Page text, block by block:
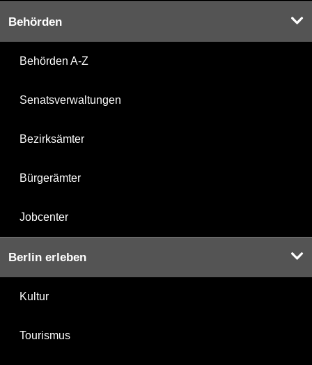
Behörden
Behörden A-Z
Senatsverwaltungen
Bezirksämter
Bürgerämter
Jobcenter
Berlin erleben
Kultur
Tourismus